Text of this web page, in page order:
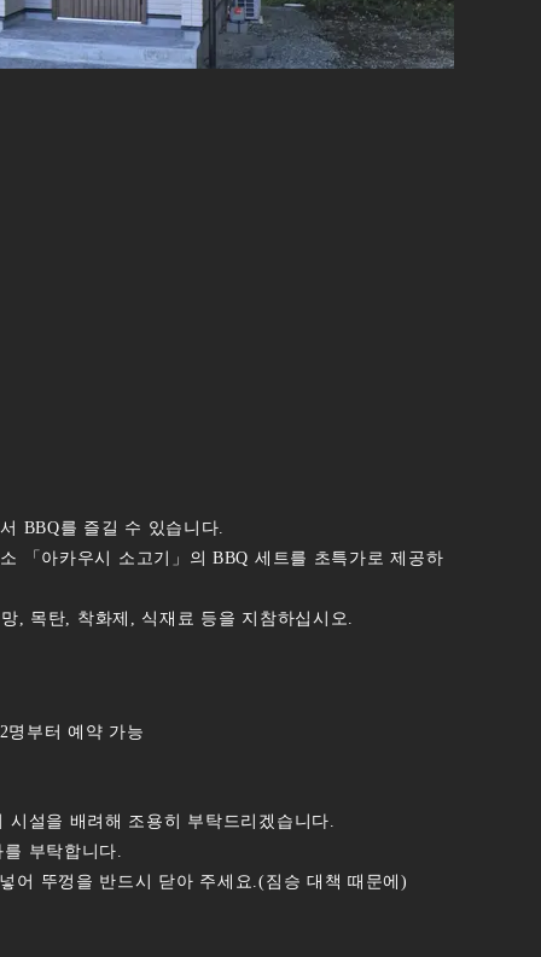
BBQ를 즐길 수 있습니다.
「아카우시 소고기」의 BBQ 세트를 초특가로 제공하
, 목탄, 착화제, 식재료 등을 지참하십시오.
부터 예약 가능
시설을 배려해 조용히 부탁드리겠습니다.
부탁합니다.
어 뚜껑을 반드시 닫아 주세요.(짐승 대책 때문에)